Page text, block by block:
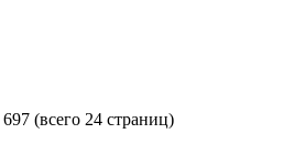
(всего 24 страниц)